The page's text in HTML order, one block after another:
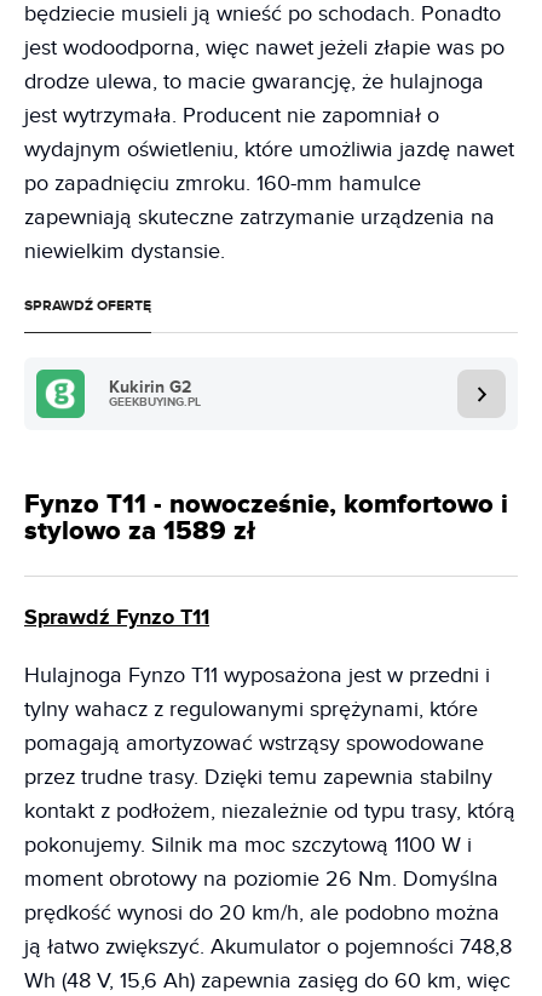
będziecie musieli ją wnieść po schodach. Ponadto
jest wodoodporna, więc nawet jeżeli złapie was po
drodze ulewa, to macie gwarancję, że hulajnoga
jest wytrzymała. Producent nie zapomniał o
wydajnym oświetleniu, które umożliwia jazdę nawet
po zapadnięciu zmroku. 160-mm hamulce
zapewniają skuteczne zatrzymanie urządzenia na
niewielkim dystansie.
SPRAWDŹ OFERTĘ
Kukirin G2
GEEKBUYING.PL
Fynzo T11 - nowocześnie, komfortowo i
stylowo za 1589 zł
Sprawdź Fynzo T11
Hulajnoga Fynzo T11 wyposażona jest w przedni i
tylny wahacz z regulowanymi sprężynami, które
pomagają amortyzować wstrząsy spowodowane
przez trudne trasy. Dzięki temu zapewnia stabilny
kontakt z podłożem, niezależnie od typu trasy, którą
pokonujemy. Silnik ma moc szczytową 1100 W i
moment obrotowy na poziomie 26 Nm. Domyślna
prędkość wynosi do 20 km/h, ale podobno można
ją łatwo zwiększyć. Akumulator o pojemności 748,8
Wh (48 V, 15,6 Ah) zapewnia zasięg do 60 km, więc